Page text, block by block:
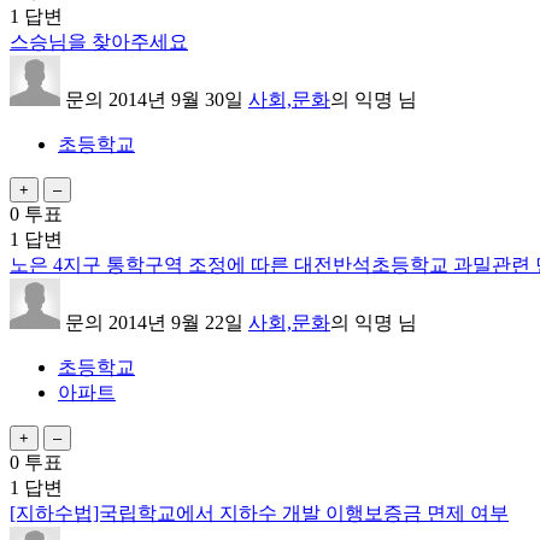
1 답변
스승님을 찾아주세요
문의 2014년 9월 30일 사회,문화의 익명 님
초등학교
0 투표
1 답변
노은 4지구 통학구역 조정에 따른 대전반석초등학교 과밀관련
문의 2014년 9월 22일 사회,문화의 익명 님
초등학교
아파트
0 투표
1 답변
[지하수법]국립학교에서 지하수 개발 이행보증금 면제 여부